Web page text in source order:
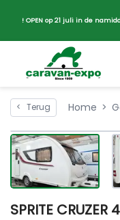
! OPEN op 21 juli in de
< Terug Home
SPRITE CRUZER